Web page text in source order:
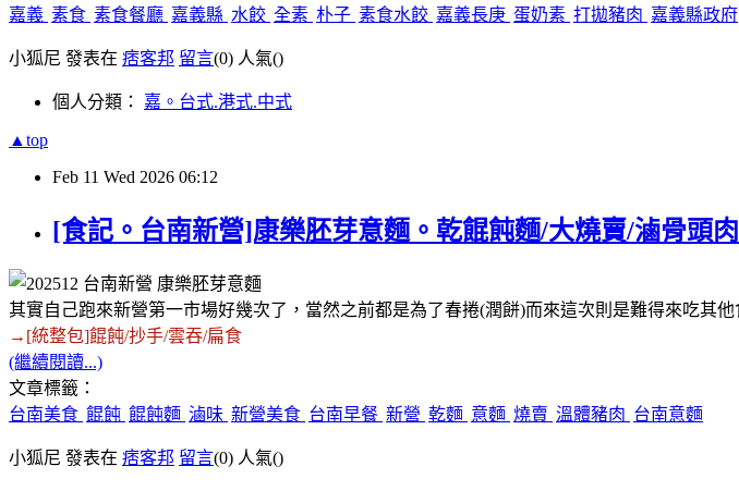
嘉義 素食 素食餐廳 嘉義縣 水餃 全素 朴子 素食水餃 嘉義長庚 蛋奶素 打拋豬肉 嘉義縣政府
小狐尼 發表在 痞客邦 留言(0) 人氣()
個人分類： 嘉。台式.港式.中式
▲top
Feb 11 Wed 2026 06:12
[食記。台南新營]康樂胚芽意麵。乾餛飩麵/大燒賣/滷骨頭
其實自己跑來新營第一市場好幾次了，當然之前都是為了春捲(潤餅)而來這次則是難得來吃其
→[統整包]餛飩/抄手/雲吞/扁食
(繼續閱讀...)
文章標籤：
台南美食 餛飩 餛飩麵 滷味 新營美食 台南早餐 新營 乾麵 意麵 燒賣 溫體豬肉 台南意麵
小狐尼 發表在 痞客邦 留言(0) 人氣()